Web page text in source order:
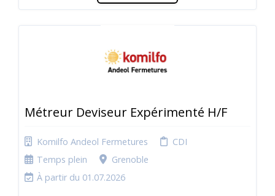
Métreur Deviseur Expérimenté H/F
Komilfo Andeol Fermetures
CDI
Temps plein
Grenoble
À partir du 01.07.2026